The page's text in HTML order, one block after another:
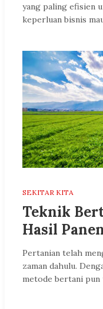
yang paling efisien
keperluan bisnis
SEKITAR KITA
Teknik
Hasil
Pertanian telah
zaman dahulu.
metode bertani